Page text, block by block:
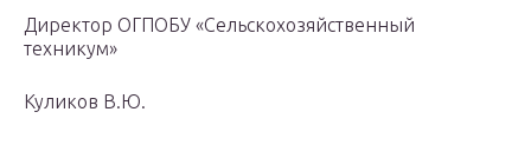
Директор ОГПОБУ «Сельскохозяйственный
техникум»
Куликов В.Ю.